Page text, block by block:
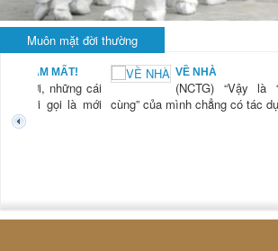
Muôn mặt đời thường
NAM MẤT!
“Xời, những cái
mới gọi là mới
VỀ NHÀ
(NCTG) “Vậy là
cùng” của mình chẳng có tác